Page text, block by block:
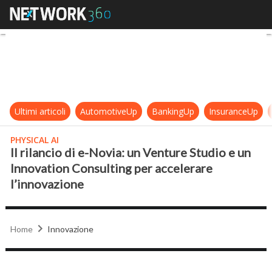
Il rilancio di e-Novia: un Venture
Ultimi articoli AutomotiveUp BankingUp InsuranceUp
PHYSICAL AI
Il rilancio di e-Novia: un Venture Studio e un
Innovation Consulting per accelerare
l’innovazione
Home Innovazione